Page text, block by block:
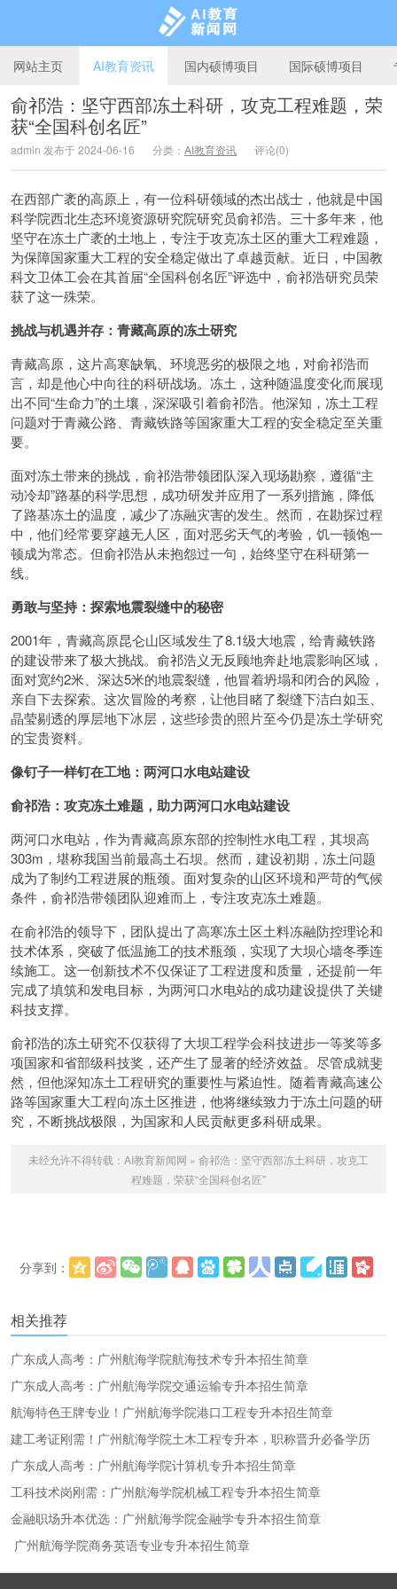
网站主页 AI教育资讯 国内硕博项目 国际硕博项目
俞祁浩：坚守西部冻土科研，攻克工程难题，荣
获“全国科创名匠”
admin 发布于 2024-06-16 分类： AI教育资讯 评论(0)
在西部广袤的高原上，有一位科研领域的杰出战士，他就是中国
科学院西北生态环境资源研究院研究员俞祁浩。三十多年来，他
坚守在冻土广袤的土地上，专注于攻克冻土区的重大工程难题，
为保障国家重大工程的安全稳定做出了卓越贡献。近日，中国教
科文卫体工会在其首届“全国科创名匠”评选中，俞祁浩研究员荣
获了这一殊荣。
挑战与机遇并存：青藏高原的冻土研究
青藏高原，这片高寒缺氧、环境恶劣的极限之地，对俞祁浩而
言，却是他心中向往的科研战场。冻土，这种随温度变化而展现
出不同“生命力”的土壤，深深吸引着俞祁浩。他深知，冻土工程
问题对于青藏公路、青藏铁路等国家重大工程的安全稳定至关重
要。
面对冻土带来的挑战，俞祁浩带领团队深入现场勘察，遵循“主
动冷却”路基的科学思想，成功研发并应用了一系列措施，降低
了路基冻土的温度，减少了冻融灾害的发生。然而，在勘探过程
中，他们经常要穿越无人区，面对恶劣天气的考验，饥一顿饱一
顿成为常态。但俞祁浩从未抱怨过一句，始终坚守在科研第一
线。
勇敢与坚持：探索地震裂缝中的秘密
2001年，青藏高原昆仑山区域发生了8.1级大地震，给青藏铁路
的建设带来了极大挑战。俞祁浩义无反顾地奔赴地震影响区域，
面对宽约2米、深达5米的地震裂缝，他冒着坍塌和闭合的风险，
亲自下去探索。这次冒险的考察，让他目睹了裂缝下洁白如玉、
晶莹剔透的厚层地下冰层，这些珍贵的照片至今仍是冻土学研究
的宝贵资料。
像钉子一样钉在工地：两河口水电站建设
俞祁浩：攻克冻土难题，助力两河口水电站建设
两河口水电站，作为青藏高原东部的控制性水电工程，其坝高
303m，堪称我国当前最高土石坝。然而，建设初期，冻土问题
成为了制约工程进展的瓶颈。面对复杂的山区环境和严苛的气候
条件，俞祁浩带领团队迎难而上，专注攻克冻土难题。
在俞祁浩的领导下，团队提出了高寒冻土区土料冻融防控理论和
技术体系，突破了低温施工的技术瓶颈，实现了大坝心墙冬季连
续施工。这一创新技术不仅保证了工程进度和质量，还提前一年
完成了填筑和发电目标，为两河口水电站的成功建设提供了关键
科技支撑。
俞祁浩的冻土研究不仅获得了大坝工程学会科技进步一等奖等多
项国家和省部级科技奖，还产生了显著的经济效益。尽管成就斐
然，但他深知冻土工程研究的重要性与紧迫性。随着青藏高速公
路等国家重大工程向冻土区推进，他将继续致力于冻土问题的研
究，不断挑战极限，为国家和人民贡献更多科研成果。
未经允许不得转载： AI教育新闻网 » 俞祁浩：坚守西部冻土科研，攻克工
程难题，荣获“全国科创名匠”
分享到：
相关推荐
广东成人高考：广州航海学院航海技术专升本招生简章
广东成人高考：广州航海学院交通运输专升本招生简章
航海特色王牌专业！广州航海学院港口工程专升本招生简章
建工考证刚需！广州航海学院土木工程专升本，职称晋升必备学历
广东成人高考：广州航海学院计算机专升本招生简章
工科技术岗刚需：广州航海学院机械工程专升本招生简章
金融职场升本优选：广州航海学院金融学专升本招生简章
广州航海学院商务英语专业专升本招生简章